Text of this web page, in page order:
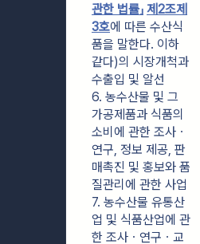
관한 법률」 제2조제
3호에 따른 수산식
품을 말한다. 이하
같다)의 시장개척과
수출입 및 알선
6. 농수산물 및 그
가공제품과 식품의
소비에 관한 조사ㆍ
연구, 정보 제공, 판
매촉진 및 홍보와 품
질관리에 관한 사업
7. 농수산물 유통산
업 및 식품산업에 관
한 조사ㆍ연구ㆍ교